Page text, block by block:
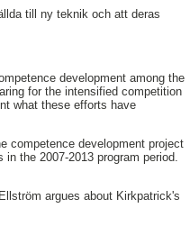
till ny teknik och att deras
development among the
for the intensified competition
what these efforts have
competence development project
the 2007-2013 program period.
argues about Kirkpatrick's